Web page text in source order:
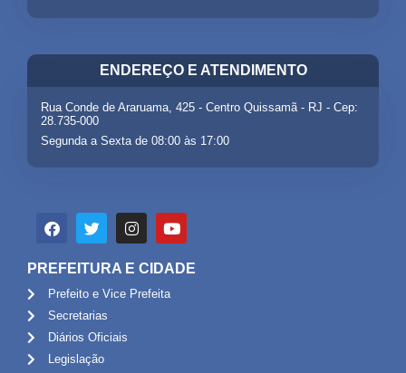
ENDEREÇO E ATENDIMENTO
Rua Conde de Araruama, 425 - Centro Quissamã - RJ - Cep:
28.735-000
Segunda a Sexta de 08:00 às 17:00
PREFEITURA E CIDADE
Prefeito e Vice Prefeita
Secretarias
Diários Oficiais
Legislação